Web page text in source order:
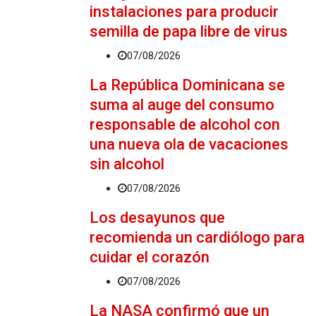
instalaciones para producir
semilla de papa libre de virus
07/08/2026
La República Dominicana se
suma al auge del consumo
responsable de alcohol con
una nueva ola de vacaciones
sin alcohol
07/08/2026
Los desayunos que
recomienda un cardiólogo para
cuidar el corazón
07/08/2026
La NASA confirmó que un